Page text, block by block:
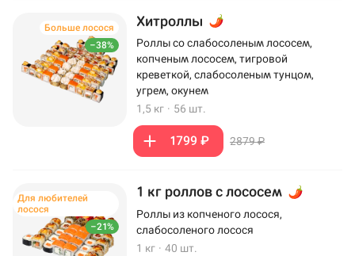
–38%
Больше лосося Хитроллы
Роллы со слабосоленым лососем,
копченым лососем, тигровой
креветкой, слабосоленым тунцом,
угрем, окунем
1,5 кг · 56 шт.
1799 ₽ 2879 ₽
–21%
Для любителей
лосося
1 кг роллов с лососем
Роллы из копченого лосося,
слабосоленого лосося
1 кг · 40 шт.